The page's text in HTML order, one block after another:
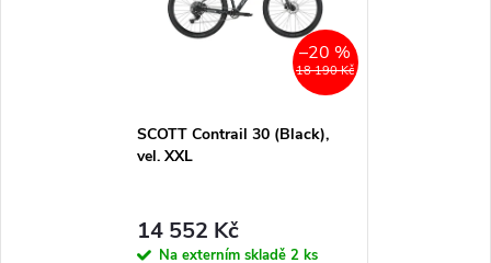
18 190 Kč
–20 %
SCOTT Contrail 30 (Black),
vel. XXL
14 552 Kč
Na externím skladě 2 ks